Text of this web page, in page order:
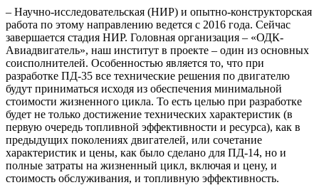
– Научно-исследовательская (НИР) и опытно-конструкторская
работа по этому направлению ведется с 2016 года. Сейчас
завершается стадия НИР. Головная организация – «ОДК-
Авиадвигатель», наш институт в проекте – один из основных
соисполнителей. Особенностью является то, что при
разработке ПД-35 все технические решения по двигателю
будут приниматься исходя из обеспечения минимальной
стоимости жизненного цикла. То есть целью при разработке
будет не только достижение технических характеристик (в
первую очередь топливной эффективности и ресурса), как в
предыдущих поколениях двигателей, или сочетание
характеристик и цены, как было сделано для ПД-14, но и
полные затраты на жизненный цикл, включая и цену, и
стоимость обслуживания, и топливную эффективность.